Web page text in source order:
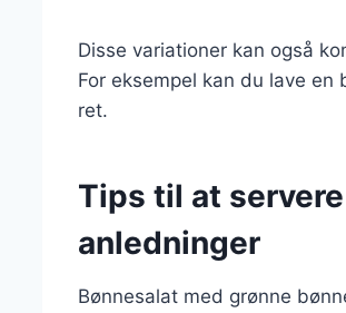
Disse variationer kan også
For eksempel kan du lave
ret.
Tips til at
anledninger
Bønnesalat med grønne